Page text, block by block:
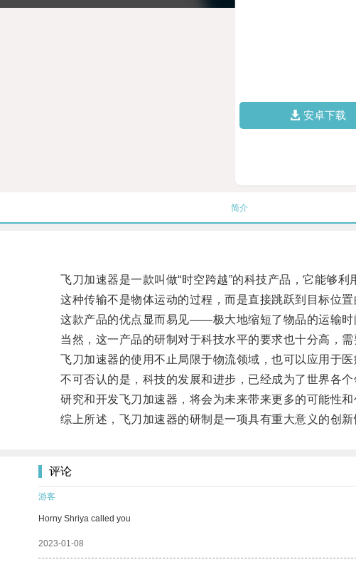
安卓下载
简介
飞刀加速器是一款叫做“时空跨越”的科技产品，它能够利
这种传输不是物体运动的过程，而是直接跳跃到目标位置
这款产品的优点显而易见——极大地缩短了物品的运输时
当然，这一产品的研制对于科技水平的要求也十分高，需
飞刀加速器的使用不止局限于物流领域，也可以应用于医
不可否认的是，科技的发展和进步，已经成为了世界各个
研究和开发飞刀加速器，将会为未来带来更多的可能性和
综上所述，飞刀加速器的研制是一项具有重大意义的创新
评论
游客
Horny Shriya called you
2023-01-08